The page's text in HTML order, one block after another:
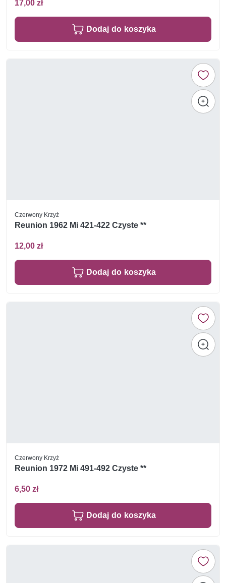
17,00 zł
Dodaj do koszyka
Czerwony Krzyż
Reunion 1962 Mi 421-422 Czyste **
12,00 zł
Dodaj do koszyka
Czerwony Krzyż
Reunion 1972 Mi 491-492 Czyste **
6,50 zł
Dodaj do koszyka